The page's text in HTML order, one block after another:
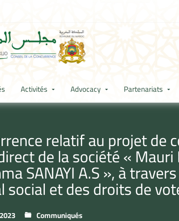
Activités Advocacy Partenariats
relatif au projet de
de la société «
SANAYI A.S », à
et des droits de
Communiqués